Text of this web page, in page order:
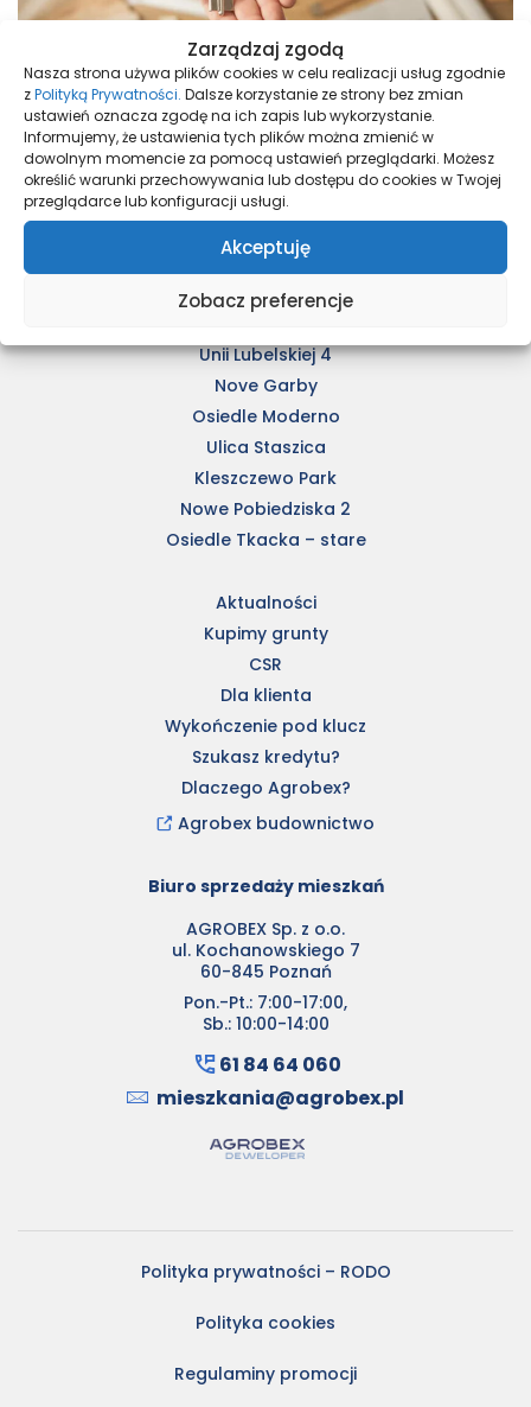
Zarządzaj zgodą
Nasza strona używa plików cookies w celu realizacji usług zgodnie
zPolityką Prywatności. Dalsze korzystanie ze strony bez zmian
ustawień oznacza zgodę na ich zapis lub wykorzystanie.
Informujemy, że ustawienia tych plików można zmienić w
dowolnym momencie za pomocą ustawień przeglądarki. Możesz
określić warunki przechowywania lub dostępu do cookies w Twojej
przeglądarce lub konfiguracji usługi.
Akceptuję
Zobacz preferencje
Unii Lubelskiej 4
Nove Garby
Osiedle Moderno
Ulica Staszica
Kleszczewo Park
Nowe Pobiedziska 2
Osiedle Tkacka – stare
Aktualności
Kupimy grunty
CSR
Dla klienta
Wykończenie pod klucz
Szukasz kredytu?
Dlaczego Agrobex?
Agrobex budownictwo
Biuro sprzedaży mieszkań
AGROBEX Sp. z o.o.
ul. Kochanowskiego 7
60-845 Poznań
Pon.-Pt.: 7:00-17:00,
Sb.: 10:00-14:00
61 84 64 060
mieszkania@agrobex.pl
Polityka prywatności – RODO
Polityka cookies
Regulaminy promocji